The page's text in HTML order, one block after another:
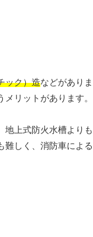
ック）造などがありま
リットがあります。
地上式防火水槽よりも
難しく、消防車による